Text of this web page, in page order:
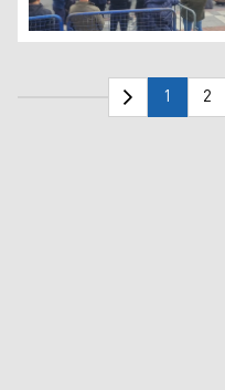
Li Xelfetî û Mêrdînê 15
1 2